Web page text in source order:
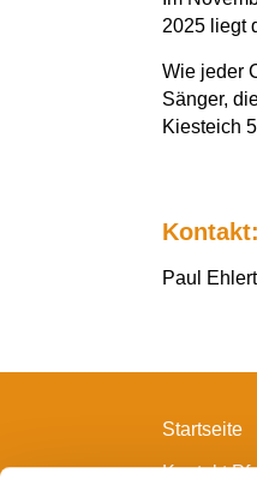
2025 liegt
Wie jeder
Sänger,
Kiesteich
Kontakt:
Paul
Startseite
Kontakt